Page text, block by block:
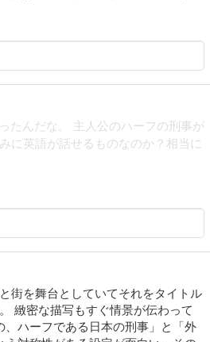
たんだな。 主人公のハーフの刑事が
に英語が話せるものなのか？相当に
街を舞台としていてそれをタイトル
緻密な描写もすぐ情景が伝わって
、ハーフである日本の刑事」と「外